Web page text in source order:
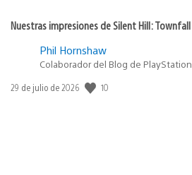
Nuestras impresiones de Silent Hill: Townfall
Phil Hornshaw
Colaborador del Blog de PlayStation
Fecha
29 de julio de 2026 10